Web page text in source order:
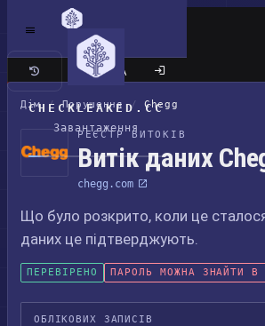
CHECKLEAKED.CC
Завантаження
Класичний сайт
Дім / Порушення / Chegg
РЕЄСТР ВИТОКІВ
Витік даних
chegg.com
Що було розкрито, коли це
даних це підтверджують.
ПЕРЕВІРЕНО ПАРОЛЬ МОЖНА ЗНАЙТИ В
ОБЛІКОВИХ ЗАПИСІВ